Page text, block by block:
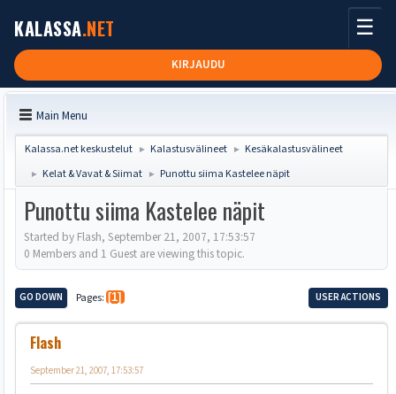
KALASSA.NET
KIRJAUDU
☰
Main Menu
Kalassa.net keskustelut ► Kalastusvälineet ► Kesäkalastusvälineet
► Kelat & Vavat & Siimat ► Punottu siima Kastelee näpit
Punottu siima Kastelee näpit
Started by Flash, September 21, 2007, 17:53:57
0 Members and 1 Guest are viewing this topic.
GO DOWN Pages 1 USER ACTIONS
Flash
September 21, 2007, 17:53:57